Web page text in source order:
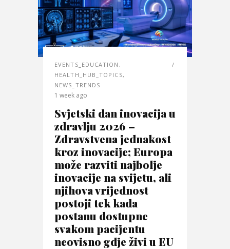
EVENTS_EDUCATION ,
HEALTH_HUB_TOPICS,
NEWS_TRENDS
1 week ago
Svjetski dan inovacija u
zdravlju 2026 –
Zdravstvena jednakost
kroz inovacije; Europa
može razviti najbolje
inovacije na svijetu, ali
njihova vrijednost
postoji tek kada
postanu dostupne
svakom pacijentu
neovisno gdje živi u EU